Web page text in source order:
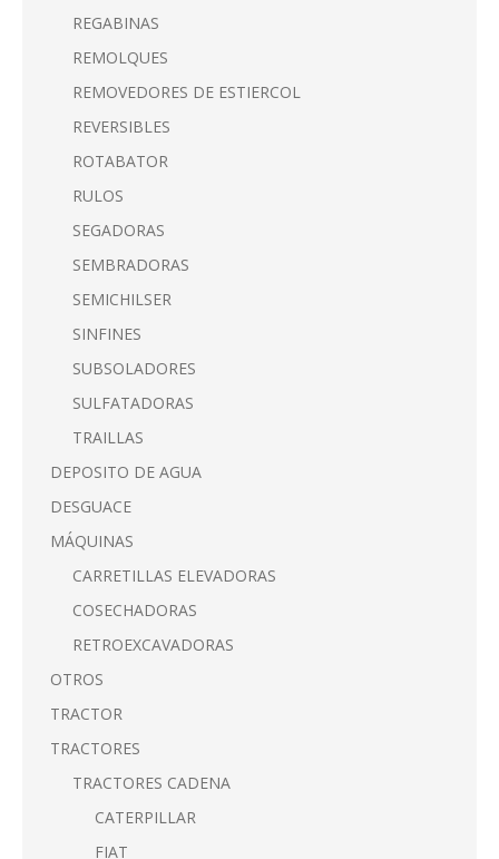
REGABINAS
REMOLQUES
REMOVEDORES DE ESTIERCOL
REVERSIBLES
ROTABATOR
RULOS
SEGADORAS
SEMBRADORAS
SEMICHILSER
SINFINES
SUBSOLADORES
SULFATADORAS
TRAILLAS
DEPOSITO DE AGUA
DESGUACE
MÁQUINAS
CARRETILLAS ELEVADORAS
COSECHADORAS
RETROEXCAVADORAS
OTROS
TRACTOR
TRACTORES
TRACTORES CADENA
CATERPILLAR
FIAT